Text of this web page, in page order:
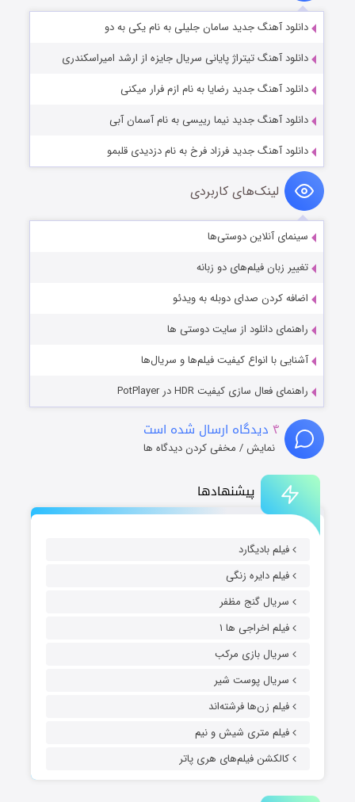
پیشنهادها
فیلم بادیگارد
فیلم دایره زنگی
سریال گنج مظفر
فیلم اخراجی ها ۱
سریال بازی مرکب
سریال پوست شیر
فیلم زن‌ها فرشته‌اند
فیلم متری شیش و نیم
کالکشن فیلم‌های هری پاتر
دانلود آهنگ جدید سامان جلیلی به نام یکی به دو
دانلود آهنگ تیتراژ پایانی سریال جایزه از ارشد امیراسکندری
دانلود آهنگ جدید رضایا به نام ازم فرار میکنی
دانلود آهنگ جدید نیما رییسی به نام آسمان آبی
دانلود آهنگ جدید فرزاد فرخ به نام دزدیدی قلبمو
لینک‌های کاربردی
سینمای آنلاین دوستی‌ها
تغییر زبان فیلم‌های دو زبانه
اضافه کردن صدای دوبله به ویدئو
راهنمای دانلود از سایت دوستی ها
آشنایی با انواع کیفیت فیلم‌ها و سریال‌ها
راهنمای فعال سازی کیفیت HDR در PotPlayer
۴ دیدگاه ارسال شده است
نمایش / مخفی کردن دیدگاه ها